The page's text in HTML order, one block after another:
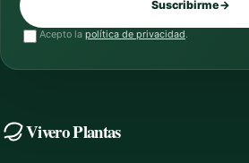
Suscribirme→
Acepto la política de privacidad.
Vivero Plantas